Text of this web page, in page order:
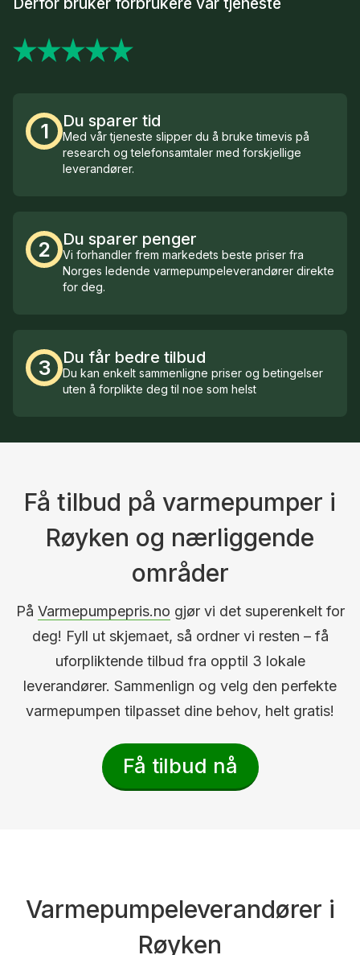
1 Du sparer tid
Med vår tjeneste slipper du å bruke timevis på
research og telefonsamtaler med forskjellige
leverandører.
2 Du sparer penger
Vi forhandler frem markedets beste priser fra
Norges ledende varmepumpeleverandører direkte
for deg.
3 Du får bedre tilbud
Du kan enkelt sammenligne priser og betingelser
uten å forplikte deg til noe som helst
Få tilbud på varmepumper i
Røyken og nærliggende
områder
På Varmepumpepris.no gjør vi det superenkelt for
deg! Fyll ut skjemaet, så ordner vi resten – få
uforpliktende tilbud fra opptil 3 lokale
leverandører. Sammenlign og velg den perfekte
varmepumpen tilpasset dine behov, helt gratis!
Få tilbud nå
Varmepumpeleverandører i
Røyken